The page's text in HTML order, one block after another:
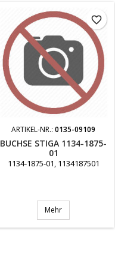
ARTIKEL-NR.:0135-09109
BUCHSE STIGA 1134-1875-
01
1134-1875-01, 1134187501
Mehr
favorite_border